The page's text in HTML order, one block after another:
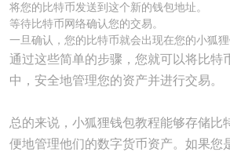
将您的比特币发送到这个新的钱包地址。
等待比特币网络确认您的交易。
一旦确认，您的比特币就会出现在您的小狐狸
通过这些简单的步骤，您就可以将比特
中，安全地管理您的资产并进行交易。
总的来说，小狐狸钱包教程能够存储比
便地管理他们的数字货币资产。如果您